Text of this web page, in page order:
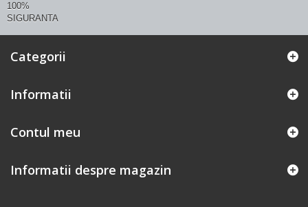
100%
SIGURANTA
Categorii
Informatii
Contul meu
Informatii despre magazin